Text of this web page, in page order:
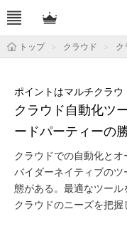
トップ クラウド ク
クラウド自動化ツ
ードパーティーの
ポイントはマルチクラウ
クラウドでの自動化と
バイダーネイティブの
態がある。最適なツー
クラウドのニーズを把握